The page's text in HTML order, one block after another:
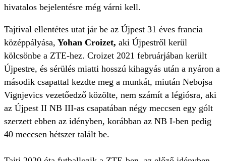
hivatalos bejelentésre még várni kell.
Tajtival ellentétes utat jár be az Újpest 31 éves francia
középpályása, Yohan Croizet, aki Újpestről kerül
kölcsönbe a ZTE-hez. Croizet 2021 februárjában került
Újpestre, és sérülés miatti hosszú kihagyás után a nyáron a
második csapattal kezdte meg a munkát, miután Nebojsa
Vignjevics vezetőedző közölte, nem számít a légiósra, aki
az Újpest II NB III-as csapatában négy meccsen egy gólt
szerzett ebben az idényben, korábban az NB I-ben pedig
40 meccsen hétszer talált be.